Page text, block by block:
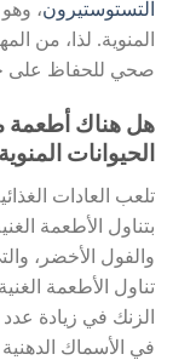
التستوستيرون،
المنوية. لذا، من
صحي للحفاظ على
هل هناك أطعمة
الحيوانات
تلعب العادات
والفول الأخضر،
تناول الأطعمة
الزنك في زيادة
في الأسماك